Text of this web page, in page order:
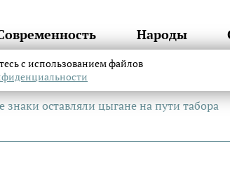
Народы
оставляли цыгане на пути табора
с использованием файлов